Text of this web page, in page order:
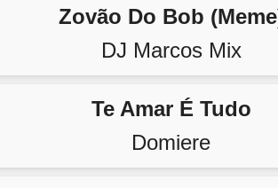
Zovão Do Bob
DJ Marcos Mix
Te Amar É Tudo
Domiere